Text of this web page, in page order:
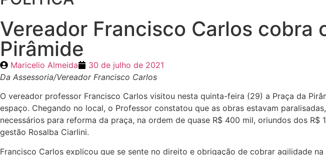
Vereador Francisco Carlos cobra
Pirâmide
Maricelio Almeida
30 de julho de 2021
Da Assessoria/Vereador Francisco Carlos
O vereador professor Francisco Carlos visitou nesta quinta-feira (29) a Praça da
espaço. Chegando no local, o Professor constatou que as obras estavam
necessários para reforma da praça, na ordem de quase R$ 400 mil, oriundos dos
gestão Rosalba Ciarlini.
Francisco Carlos explicou que se sente no direito e obrigação de cobrar agilidade